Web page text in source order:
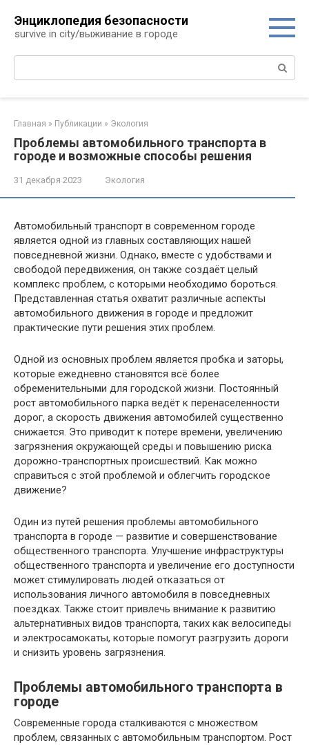
контенту
Энциклопедия безопасности
survive in city/выживание в городе
Поиск:
Главная » Публикации » Экология
Проблемы автомобильного транспорта в
городе и возможные способы решения
31 декабря 2023 Экология
Автомобильный транспорт в современном городе
является одной из главных составляющих нашей
повседневной жизни. Однако, вместе с удобствами и
свободой передвижения, он также создаёт целый
комплекс проблем, с которыми необходимо бороться.
Представленная статья охватит различные аспекты
автомобильного движения в городе и предложит
практические пути решения этих проблем.
Одной из основных проблем является пробка и заторы,
которые ежедневно становятся всё более
обременительными для городской жизни. Постоянный
рост автомобильного парка ведёт к перенаселенности
дорог, а скорость движения автомобилей существенно
снижается. Это приводит к потере времени, увеличению
загрязнения окружающей среды и повышению риска
дорожно-транспортных происшествий. Как можно
справиться с этой проблемой и облегчить городское
движение?
Один из путей решения проблемы автомобильного
транспорта в городе — развитие и совершенствование
общественного транспорта. Улучшение инфраструктуры
общественного транспорта и увеличение его доступности
может стимулировать людей отказаться от
использования личного автомобиля в повседневных
поездках. Также стоит привлечь внимание к развитию
альтернативных видов транспорта, таких как велосипеды
и электросамокаты, которые помогут разгрузить дороги
и снизить уровень загрязнения.
Проблемы автомобильного транспорта в
городе
Современные города сталкиваются с множеством
проблем, связанных с автомобильным транспортом. Рост